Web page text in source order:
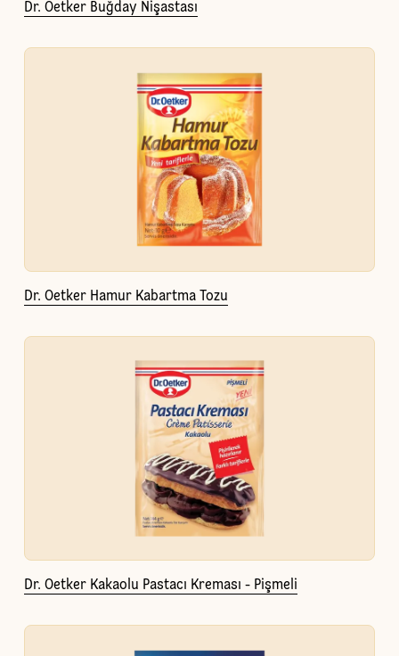
Dr. Oetker Buğday Nişastası
Dr. Oetker Hamur Kabartma Tozu
Dr. Oetker Kakaolu Pastacı Kreması - Pişmeli